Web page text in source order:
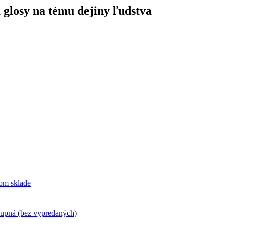
na tému dejiny ľudstva
sklade
(bez vypredaných)